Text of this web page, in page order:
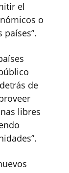
el
o
de
libres